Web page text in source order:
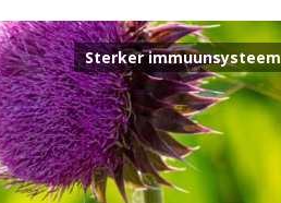
Sterker immuunsysteem